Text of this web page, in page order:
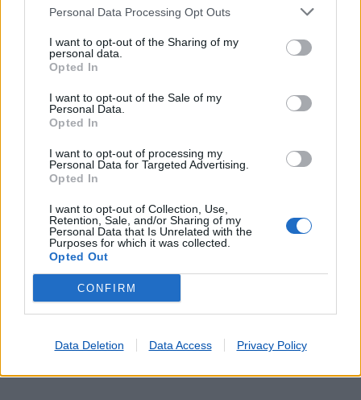
Personal Data Processing Opt Outs
I want to opt-out of the Sharing of my
personal data.
Opted In
I want to opt-out of the Sale of my
Personal Data.
Opted In
I want to opt-out of processing my
Personal Data for Targeted Advertising.
Opted In
I want to opt-out of Collection, Use,
Retention, Sale, and/or Sharing of my
Personal Data that Is Unrelated with the
Purposes for which it was collected.
Opted Out
CONFIRM
Data Deletion Data Access Privacy Policy
Lojas mais próximas
BEJA(5.65 km)
PAX JULIA (BEJA)(6.63 km)
SANTA CLARA DO LOUREDO(8.76 km)
SALVADA(10.30 km)